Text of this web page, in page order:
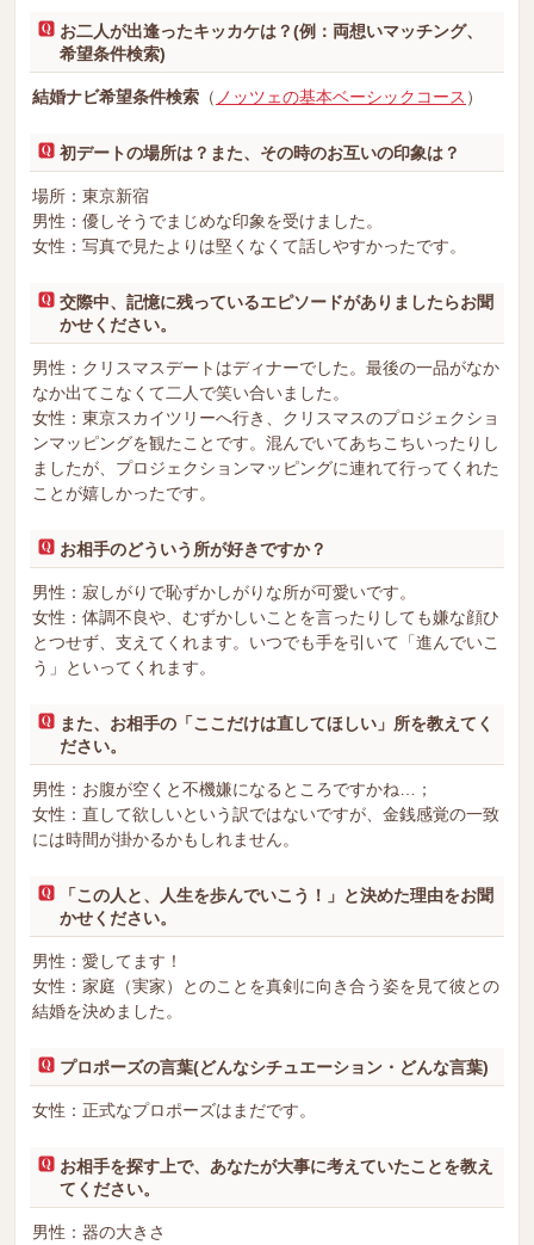
お二人が出逢ったキッカケは？(例：両想いマッチング、
希望条件検索)
結婚ナビ希望条件検索 （ ノッツェの基本ベーシックコース ）
初デートの場所は？また、その時のお互いの印象は？
場所：東京新宿
男性：優しそうでまじめな印象を受けました。
女性：写真で見たよりは堅くなくて話しやすかったです。
交際中、記憶に残っているエピソードがありましたらお聞
かせください。
男性：クリスマスデートはディナーでした。最後の一品がなか
なか出てこなくて二人で笑い合いました。
女性：東京スカイツリーへ行き、クリスマスのプロジェクショ
ンマッピングを観たことです。混んでいてあちこちいったりし
ましたが、プロジェクションマッピングに連れて行ってくれた
ことが嬉しかったです。
お相手のどういう所が好きですか？
男性：寂しがりで恥ずかしがりな所が可愛いです。
女性：体調不良や、むずかしいことを言ったりしても嫌な顔ひ
とつせず、支えてくれます。いつでも手を引いて「進んでいこ
う」といってくれます。
また、お相手の「ここだけは直してほしい」所を教えてく
ださい。
男性：お腹が空くと不機嫌になるところですかね…；
女性：直して欲しいという訳ではないですが、金銭感覚の一致
には時間が掛かるかもしれません。
「この人と、人生を歩んでいこう！」と決めた理由をお聞
かせください。
男性：愛してます！
女性：家庭（実家）とのことを真剣に向き合う姿を見て彼との
結婚を決めました。
プロポーズの言葉(どんなシチュエーション・どんな言葉)
女性：正式なプロポーズはまだです。
お相手を探す上で、あなたが大事に考えていたことを教え
てください。
男性：器の大きさ